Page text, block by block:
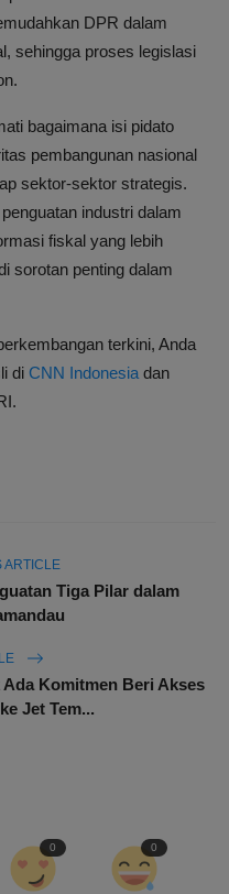
DPR dalam
sehingga proses legislasi
bagaimana isi pidato
pembangunan nasional
sektor-sektor strategis.
industri dalam
fiskal yang lebih
sorotan penting dalam
terkini, Anda
di CNN Indonesia dan
ARTICLE
Tiga Pilar dalam
Komitmen Beri Akses
Jet Tem...
0 0